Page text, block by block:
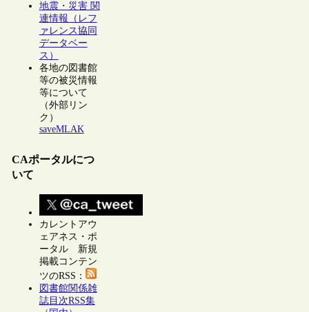
地震・災害 関
連情報（レフ
ァレンス協同
データベー
ス）
各地の図書館
等の被災情報
等について
（外部リン
ク）
saveMLAK
CAポータルにつ
いて
カレントアウ
ェアネス・ポ
ータル 新規
掲載コンテン
ツのRSS：
図書館関係雑
誌目次RSS集